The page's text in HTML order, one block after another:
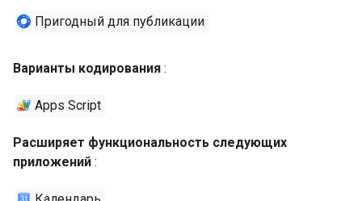
Пригодный для публикации
Варианты кодирования :
Apps Script
Расширяет функциональность следующих
приложений :